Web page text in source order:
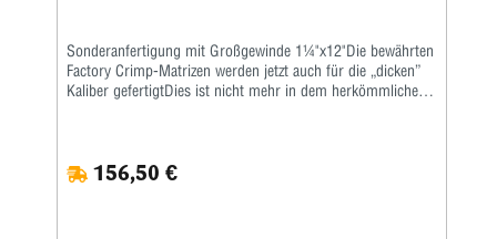
Sonderanfertigung mit Großgewinde 1¼"x12"Die bewährten
Factory Crimp-Matrizen werden jetzt auch für die „dicken”
Kaliber gefertigtDies ist nicht mehr in dem herkömmlichen
benutzen. Mit der Factory-Crimp-Matrize von LEE haben Sie
die Möglichkeit, an der fertig geladenen Patrone den
156,50 €